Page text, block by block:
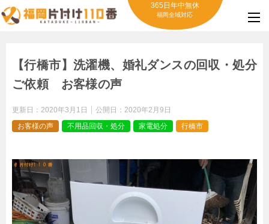
365日年中無休
福岡全域対応
【行橋市】洗濯機、婚礼ダンスの回収・処分
ご依頼 お客様の声
更新日： 2020年3月1日 公開日： 2020年2月9日
お客様の声
不用品回収・処分 家電処分 行橋市